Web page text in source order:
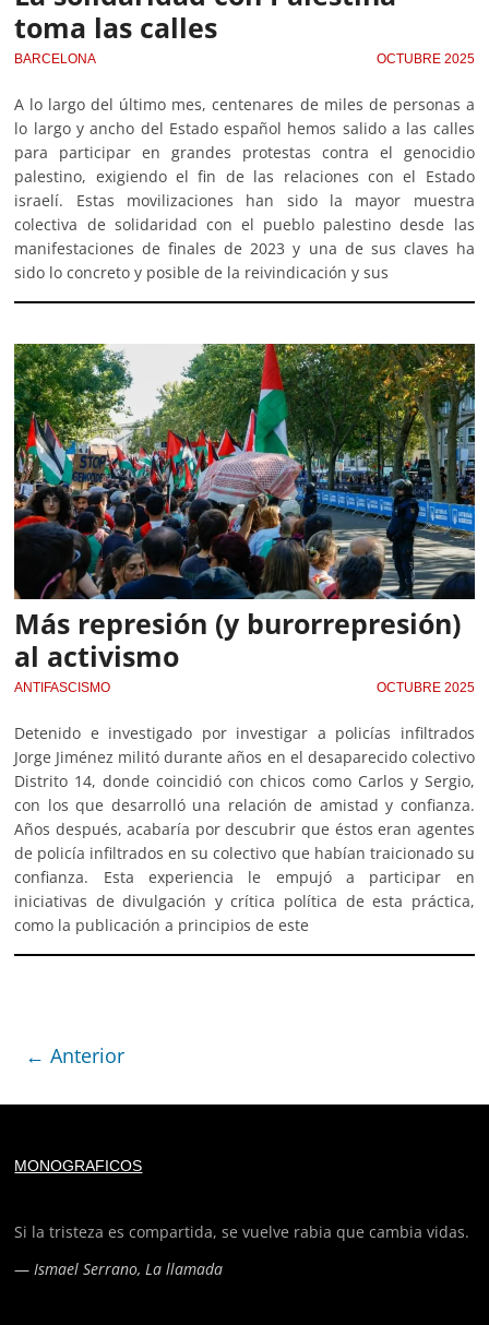
toma las calles
BARCELONA OCTUBRE 2025
A lo largo del último mes, centenares de miles de personas a
lo largo y ancho del Estado español hemos salido a las calles
para participar en grandes protestas contra el genocidio
palestino, exigiendo el fin de las relaciones con el Estado
israelí. Estas movilizaciones han sido la mayor muestra
colectiva de solidaridad con el pueblo palestino desde las
manifestaciones de finales de 2023 y una de sus claves ha
sido lo concreto y posible de la reivindicación y sus
Más represión (y burorrepresión)
al activismo
ANTIFASCISMO OCTUBRE 2025
Detenido e investigado por investigar a policías infiltrados
Jorge Jiménez militó durante años en el desaparecido colectivo
Distrito 14, donde coincidió con chicos como Carlos y Sergio,
con los que desarrolló una relación de amistad y confianza.
Años después, acabaría por descubrir que éstos eran agentes
de policía infiltrados en su colectivo que habían traicionado su
confianza. Esta experiencia le empujó a participar en
iniciativas de divulgación y crítica política de esta práctica,
como la publicación a principios de este
← Anterior
MONOGRAFICOS
Si la tristeza es compartida, se vuelve rabia que cambia vidas.
—Ismael Serrano, La llamada
of type string is deprecated in
rgpd/lib/vendor/Mustache/Tokenizer.php on line110
Deprecated: trim(): Passing null to parameter #1 ($string)